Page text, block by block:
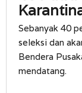
Sebanyak 40
seleksi dan
Bendera
mendatang.